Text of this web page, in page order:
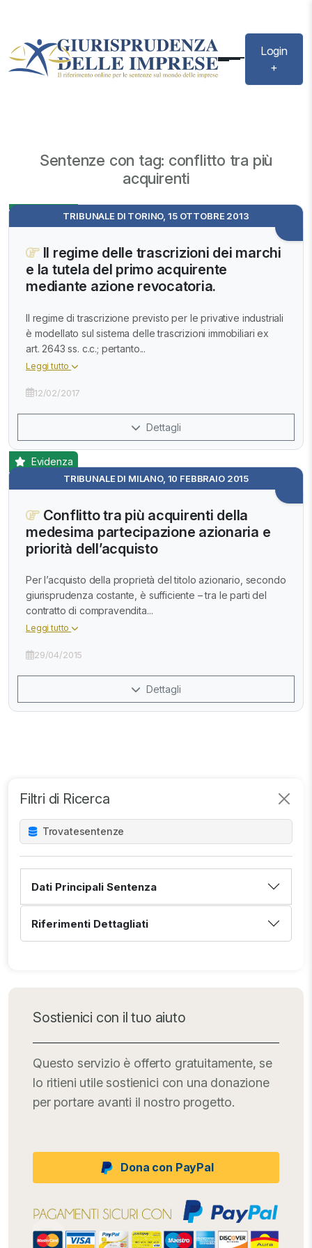
Login
+
Sentenze con tag: conflitto tra più
acquirenti
Filtri di Ricerca
Trovatesentenze
Dati Principali Sentenza
Riferimenti Dettagliati
Sostienici con il tuo aiuto
Questo servizio è offerto gratuitamente, se
lo ritieni utile sostienici con una donazione
per portare avanti il nostro progetto.
Dona con PayPal
TRIBUNALE DI TORINO, 15 OTTOBRE 2013
Il regime delle trascrizioni dei marchi
e la tutela del primo acquirente
mediante azione revocatoria.
Il regime di trascrizione previsto per le privative industriali
è modellato sul sistema delle trascrizioni immobiliari ex
art. 2643 ss. c.c.; pertanto...
Leggi tutto
12/02/2017
Dettagli
TRIBUNALE DI MILANO, 10 FEBBRAIO 2015
Evidenza
Conflitto tra più acquirenti della
medesima partecipazione azionaria e
priorità dell’acquisto
Per l’acquisto della proprietà del titolo azionario, secondo
giurisprudenza costante, è sufficiente – tra le parti del
contratto di compravendita...
Leggi tutto
29/04/2015
Dettagli